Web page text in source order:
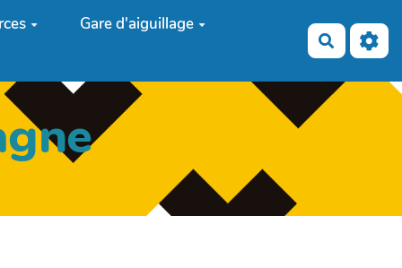
Gare d'aiguillage